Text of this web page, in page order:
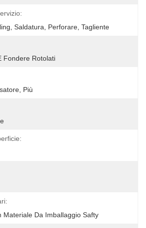
Saldatura, Perforare, Tagliente
Fondere Rotolati
Più
Materiale Da Imballaggio Safty